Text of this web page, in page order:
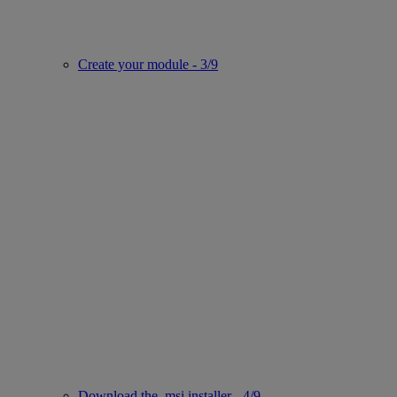
Create your module - 3/9